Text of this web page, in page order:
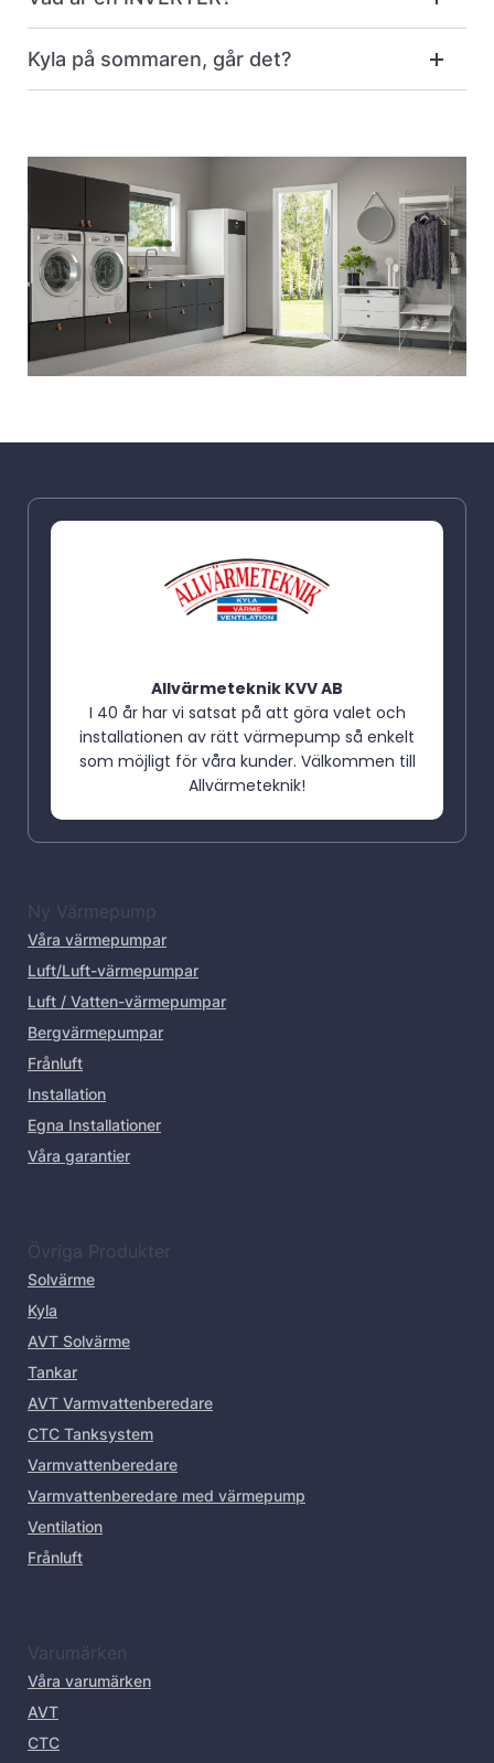
Kyla på sommaren, går det?
Allvärmeteknik KVV AB
I 40 år har vi satsat på att göra valet och
installationen av rätt värmepump så enkelt
som möjligt för våra kunder. Välkommen till
Allvärmeteknik!
Ny Värmepump
Våra värmepumpar
Luft/Luft-värmepumpar
Luft / Vatten-värmepumpar
Bergvärmepumpar
Frånluft
Installation
Egna Installationer
Våra garantier
Övriga Produkter
Solvärme
Kyla
AVT Solvärme
Tankar
AVT Varmvattenberedare
CTC Tanksystem
Varmvattenberedare
Varmvattenberedare med värmepump
Ventilation
Frånluft
Varumärken
Våra varumärken
AVT
CTC